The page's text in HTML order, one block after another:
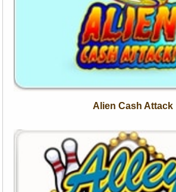
Alien Cash Attack